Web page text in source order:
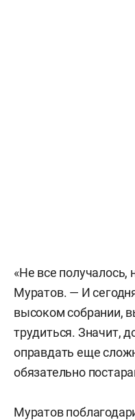
«Не все получалось,
Муратов. — И
высоком собрании,
трудиться. Значит,
оправдать еще
обязательно
Муратов